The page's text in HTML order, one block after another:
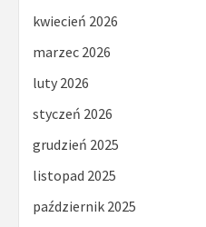
kwiecień 2026
marzec 2026
luty 2026
styczeń 2026
grudzień 2025
listopad 2025
październik 2025